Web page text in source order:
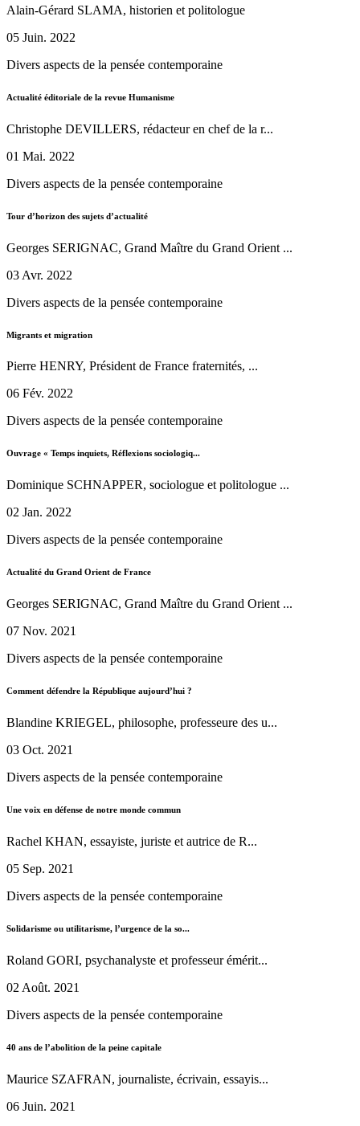
Alain-Gérard SLAMA, historien et politologue
05 Juin. 2022
Divers aspects de la pensée contemporaine
Actualité éditoriale de la revue Humanisme
Christophe DEVILLERS, rédacteur en chef de la r...
01 Mai. 2022
Divers aspects de la pensée contemporaine
Tour d’horizon des sujets d’actualité
Georges SERIGNAC, Grand Maître du Grand Orient ...
03 Avr. 2022
Divers aspects de la pensée contemporaine
Migrants et migration
Pierre HENRY, Président de France fraternités, ...
06 Fév. 2022
Divers aspects de la pensée contemporaine
Ouvrage « Temps inquiets, Réflexions sociologiq...
Dominique SCHNAPPER, sociologue et politologue ...
02 Jan. 2022
Divers aspects de la pensée contemporaine
Actualité du Grand Orient de France
Georges SERIGNAC, Grand Maître du Grand Orient ...
07 Nov. 2021
Divers aspects de la pensée contemporaine
Comment défendre la République aujourd’hui ?
Blandine KRIEGEL, philosophe, professeure des u...
03 Oct. 2021
Divers aspects de la pensée contemporaine
Une voix en défense de notre monde commun
Rachel KHAN, essayiste, juriste et autrice de R...
05 Sep. 2021
Divers aspects de la pensée contemporaine
Solidarisme ou utilitarisme, l’urgence de la so...
Roland GORI, psychanalyste et professeur émérit...
02 Août. 2021
Divers aspects de la pensée contemporaine
40 ans de l’abolition de la peine capitale
Maurice SZAFRAN, journaliste, écrivain, essayis...
06 Juin. 2021